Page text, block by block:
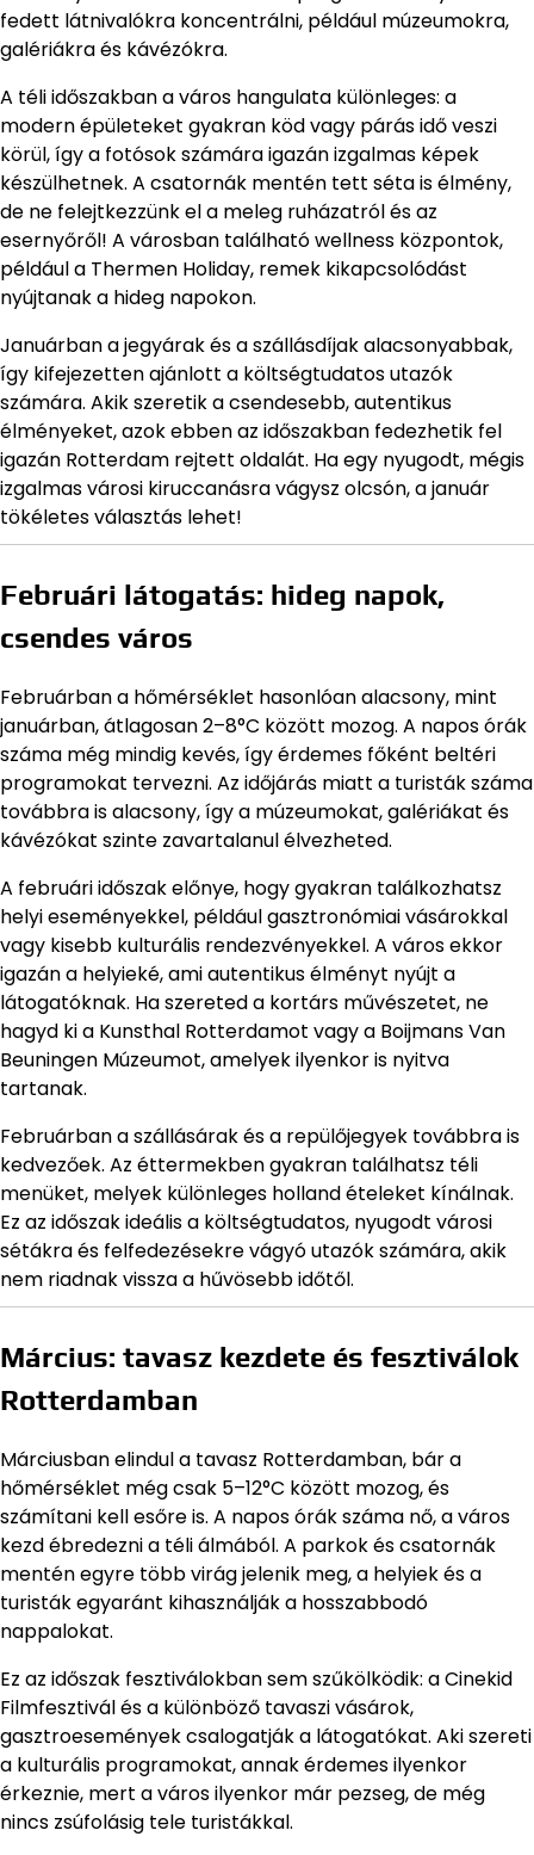
fedett látnivalókra koncentrálni, például múzeumokra,
galériákra és kávézókra.
A téli időszakban a város hangulata különleges: a
modern épületeket gyakran köd vagy párás idő veszi
körül, így a fotósok számára igazán izgalmas képek
készülhetnek. A csatornák mentén tett séta is élmény,
de ne felejtkezzünk el a meleg ruházatról és az
esernyőről! A városban található wellness központok,
például a Thermen Holiday, remek kikapcsolódást
nyújtanak a hideg napokon.
Januárban a jegyárak és a szállásdíjak alacsonyabbak,
így kifejezetten ajánlott a költségtudatos utazók
számára. Akik szeretik a csendesebb, autentikus
élményeket, azok ebben az időszakban fedezhetik fel
igazán Rotterdam rejtett oldalát. Ha egy nyugodt, mégis
izgalmas városi kiruccanásra vágysz olcsón, a január
tökéletes választás lehet!
Februári látogatás: hideg napok,
csendes város
Februárban a hőmérséklet hasonlóan alacsony, mint
januárban, átlagosan 2–8°C között mozog. A napos órák
száma még mindig kevés, így érdemes főként beltéri
programokat tervezni. Az időjárás miatt a turisták száma
továbbra is alacsony, így a múzeumokat, galériákat és
kávézókat szinte zavartalanul élvezheted.
A februári időszak előnye, hogy gyakran találkozhatsz
helyi eseményekkel, például gasztronómiai vásárokkal
vagy kisebb kulturális rendezvényekkel. A város ekkor
igazán a helyieké, ami autentikus élményt nyújt a
látogatóknak. Ha szereted a kortárs művészetet, ne
hagyd ki a Kunsthal Rotterdamot vagy a Boijmans Van
Beuningen Múzeumot, amelyek ilyenkor is nyitva
tartanak.
Februárban a szállásárak és a repülőjegyek továbbra is
kedvezőek. Az éttermekben gyakran találhatsz téli
menüket, melyek különleges holland ételeket kínálnak.
Ez az időszak ideális a költségtudatos, nyugodt városi
sétákra és felfedezésekre vágyó utazók számára, akik
nem riadnak vissza a hűvösebb időtől.
Március: tavasz kezdete és fesztiválok
Rotterdamban
Márciusban elindul a tavasz Rotterdamban, bár a
hőmérséklet még csak 5–12°C között mozog, és
számítani kell esőre is. A napos órák száma nő, a város
kezd ébredezni a téli álmából. A parkok és csatornák
mentén egyre több virág jelenik meg, a helyiek és a
turisták egyaránt kihasználják a hosszabbodó
nappalokat.
Ez az időszak fesztiválokban sem szűkölködik: a Cinekid
Filmfesztivál és a különböző tavaszi vásárok,
gasztroesemények csalogatják a látogatókat. Aki szereti
a kulturális programokat, annak érdemes ilyenkor
érkeznie, mert a város ilyenkor már pezseg, de még
nincs zsúfolásig tele turistákkal.